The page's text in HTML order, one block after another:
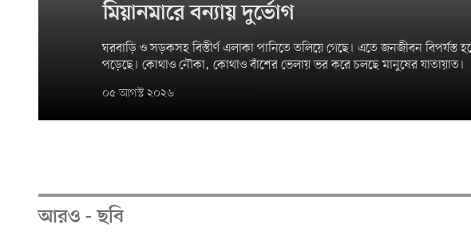
মিয়ানমারে বন্যায় দুর্ভোগ
ঘরবাড়ি ও সড়কসহ বিস্তীর্ণ এলাকা পানিতে তলিয়ে গেছে। এতে জনজীবন বিপর্যস্ত
পড়েছে। কোথাও নৌকা, কোথাও বাঁশের ভেলায় ভর করে চলছে মানুষের যাতায়াত।
০৫ আগস্ট ২০২৬
আরও - ছবি